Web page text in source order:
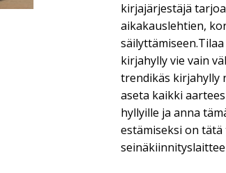
kirjajärjestäjä
aikakauslehtien,
kirjahylly vie vain
trendikäs kirjahylly
aseta kaikki
hyllyille ja anna
estämiseksi on